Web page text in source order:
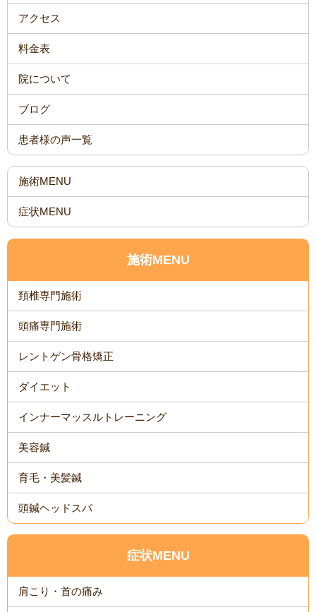
アクセス
料金表
院について
ブログ
患者様の声一覧
施術MENU
症状MENU
施術MENU
頚椎専門施術
頭痛専門施術
レントゲン骨格矯正
ダイエット
インナーマッスルトレーニング
美容鍼
育毛・美髪鍼
頭鍼ヘッドスパ
症状MENU
肩こり・首の痛み